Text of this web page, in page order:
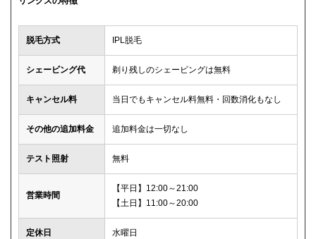
脱毛方式 IPL脱毛
シェービング代 剃り残しのシェービングは無料
キャンセル料 当日でもキャンセル料無料・回数消化もなし
その他の追加料金 追加料金は一切なし
テスト照射 無料
営業時間
【平日】12:00～21:00
【土日】11:00～20:00
定休日 水曜日